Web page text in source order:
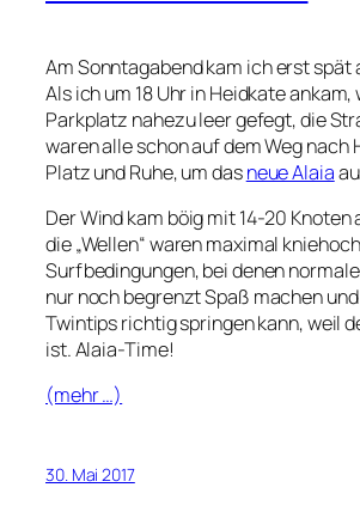
Am Sonntagabend kam ich erst spät
Als ich um 18 Uhr in Heidkate ankam,
Parkplatz nahezu leer gefegt, die
waren alle schon auf dem Weg nach
Platz und Ruhe, um dasneue Alaia
Der Wind kam böig mit 14-20 Knoten
die „Wellen“ waren maximal
Surfbedingungen, bei denen
nur noch begrenzt Spaß machen
Twintips richtig springen kann, weil
ist. Alaia-Time!
(mehr …)
30. Mai 2017